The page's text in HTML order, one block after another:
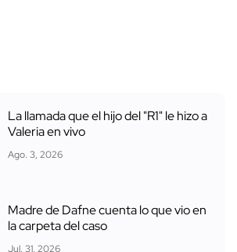
La llamada que el hijo del "R1" le hizo a
Valeria en vivo
Ago. 3, 2026
Madre de Dafne cuenta lo que vio en
la carpeta del caso
Jul. 31, 2026